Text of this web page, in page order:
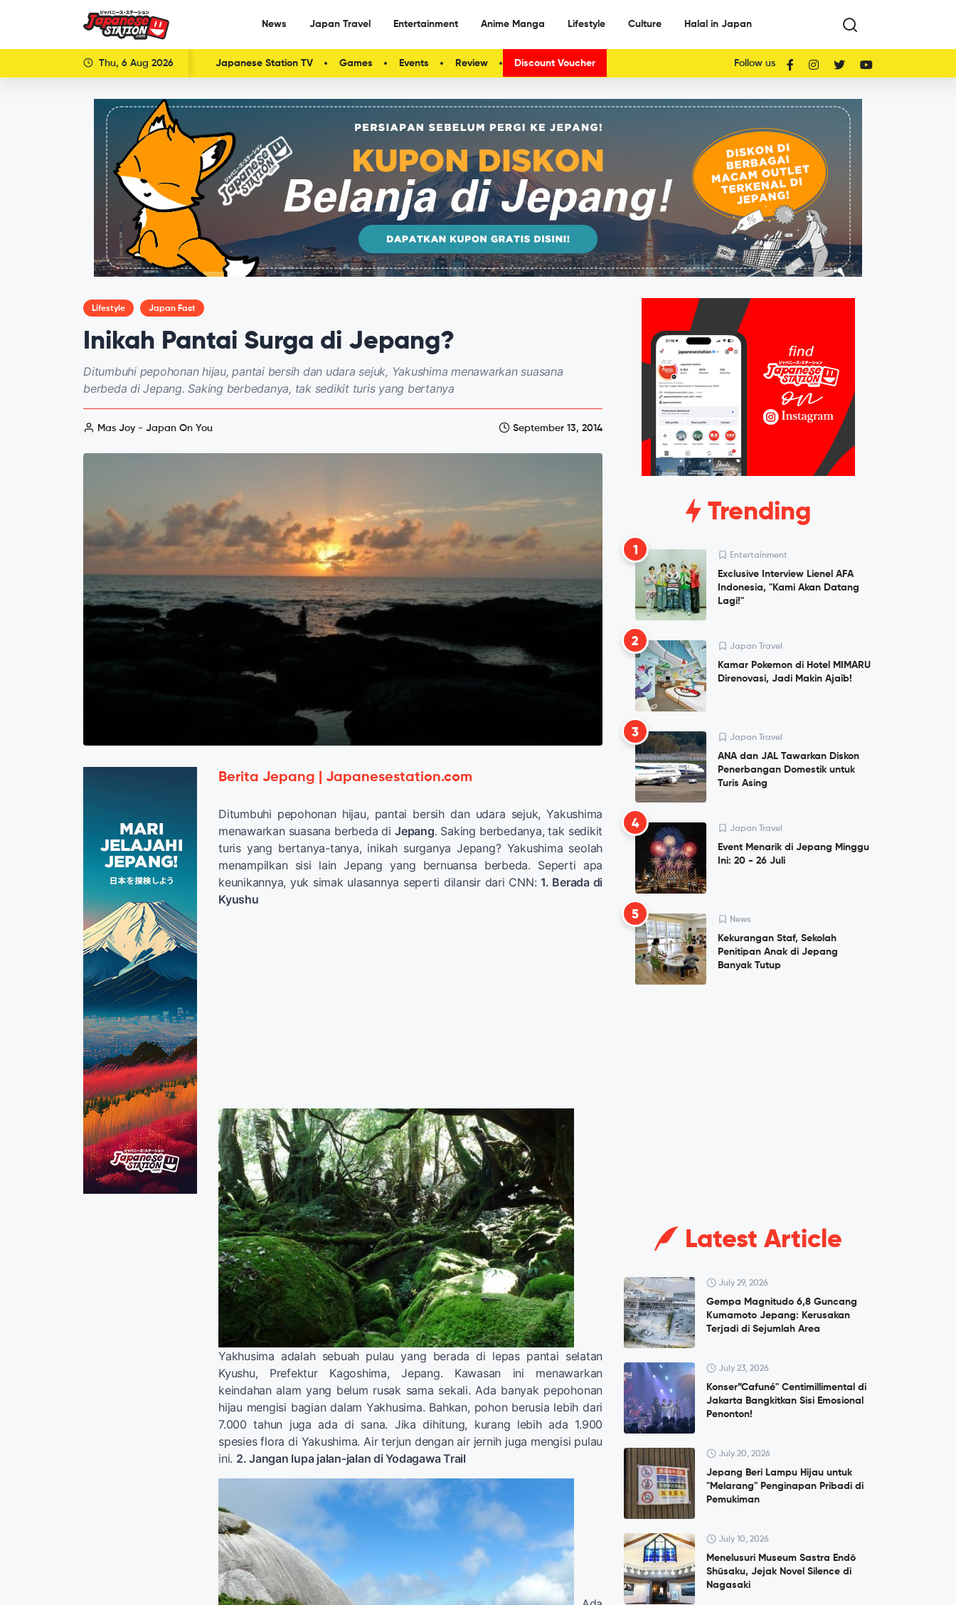
News Japan Travel Entertainment Anime Manga Lifestyle Culture Halal in Japan
Thu, 6 Aug 2026 Japanese Station TV Games Events Review Discount Voucher Follow us
Lifestyle Japan Fact
Inikah Pantai Surga di Jepang?
Ditumbuhi pepohonan hijau, pantai bersih dan udara sejuk, Yakushima menawarkan suasana
berbeda di Jepang. Saking berbedanya, tak sedikit turis yang bertanya
Mas Joy - Japan On You September 13, 2014
Berita Jepang | Japanesestation.com
Ditumbuhi pepohonan hijau, pantai bersih dan udara sejuk, Yakushima
menawarkan suasana berbeda di Jepang. Saking berbedanya, tak sedikit
turis yang bertanya-tanya, inikah surganya Jepang? Yakushima seolah
menampilkan sisi lain Jepang yang bernuansa berbeda. Seperti apa
keunikannya, yuk simak ulasannya seperti dilansir dari CNN: 1. Berada di
Kyushu
Yakhusima adalah sebuah pulau yang berada di lepas pantai selatan
Kyushu, Prefektur Kagoshima, Jepang. Kawasan ini menawarkan
keindahan alam yang belum rusak sama sekali. Ada banyak pepohonan
hijau mengisi bagian dalam Yakhusima. Bahkan, pohon berusia lebih dari
7.000 tahun juga ada di sana. Jika dihitung, kurang lebih ada 1.900
spesies flora di Yakushima. Air terjun dengan air jernih juga mengisi pulau
ini. 2. Jangan lupa jalan-jalan di Yodagawa Trail
Trending
1 Entertainment
Exclusive Interview Lienel AFA
Indonesia, "Kami Akan Datang
Lagi!"
2 Japan Travel
Kamar Pokemon di Hotel MIMARU
Direnovasi, Jadi Makin Ajaib!
3 Japan Travel
ANA dan JAL Tawarkan Diskon
Penerbangan Domestik untuk
Turis Asing
4 Japan Travel
Event Menarik di Jepang Minggu
Ini: 20 - 26 Juli
5 News
Kekurangan Staf, Sekolah
Penitipan Anak di Jepang
Banyak Tutup
Latest Article
July 29, 2026
Gempa Magnitudo 6,8 Guncang
Kumamoto Jepang: Kerusakan
Terjadi di Sejumlah Area
July 23, 2026
Konser”Cafuné" Centimillimental di
Jakarta Bangkitkan Sisi Emosional
Penonton!
July 20, 2026
Jepang Beri Lampu Hijau untuk
"Melarang" Penginapan Pribadi di
Pemukiman
July 10, 2026
Menelusuri Museum Sastra Endō
Shūsaku, Jejak Novel Silence di
Nagasaki